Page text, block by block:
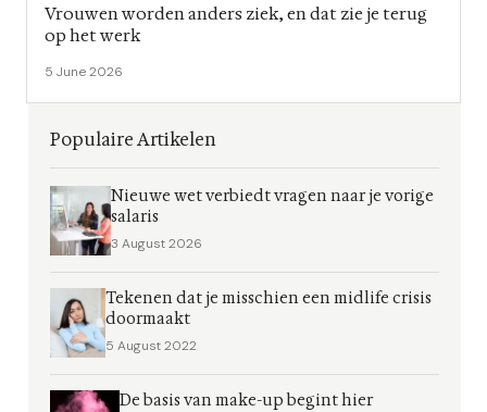
Vrouwen worden anders ziek, en dat zie je terug
op het werk
5 June 2026
Populaire Artikelen
Nieuwe wet verbiedt vragen naar je vorige
salaris
3 August 2026
Tekenen dat je misschien een midlife crisis
doormaakt
5 August 2022
De basis van make-up begint hier